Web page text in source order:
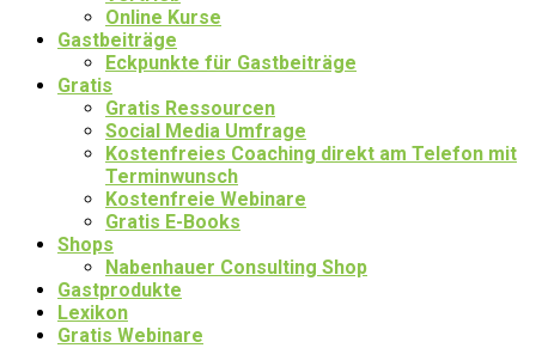
Online Kurse
Gastbeiträge
Eckpunkte für Gastbeiträge
Gratis
Gratis Ressourcen
Social Media Umfrage
Kostenfreies Coaching direkt am Telefon mit
Terminwunsch
Kostenfreie Webinare
Gratis E-Books
Shops
Nabenhauer Consulting Shop
Gastprodukte
Lexikon
Gratis Webinare